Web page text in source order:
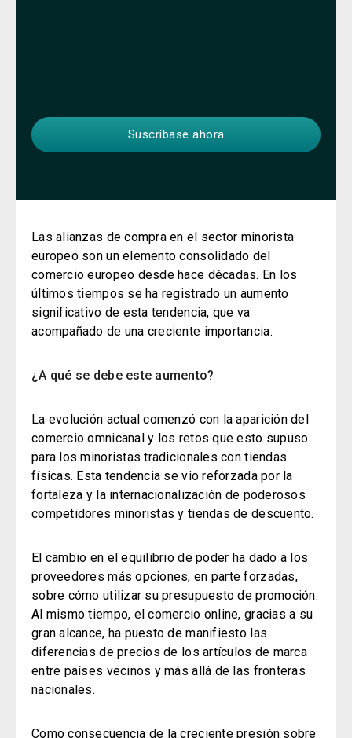
Las alianzas de compra en el sector minorista
europeo son un elemento consolidado del
comercio europeo desde hace décadas. En los
últimos tiempos se ha registrado un aumento
significativo de esta tendencia, que va
acompañado de una creciente importancia.
¿A qué se debe este aumento?
La evolución actual comenzó con la aparición del
comercio omnicanal y los retos que esto supuso
para los minoristas tradicionales con tiendas
físicas. Esta tendencia se vio reforzada por la
fortaleza y la internacionalización de poderosos
competidores minoristas y tiendas de descuento.
El cambio en el equilibrio de poder ha dado a los
proveedores más opciones, en parte forzadas,
sobre cómo utilizar su presupuesto de promoción.
Al mismo tiempo, el comercio online, gracias a su
gran alcance, ha puesto de manifiesto las
diferencias de precios de los artículos de marca
entre países vecinos y más allá de las fronteras
nacionales.
Como consecuencia de la creciente presión sobre